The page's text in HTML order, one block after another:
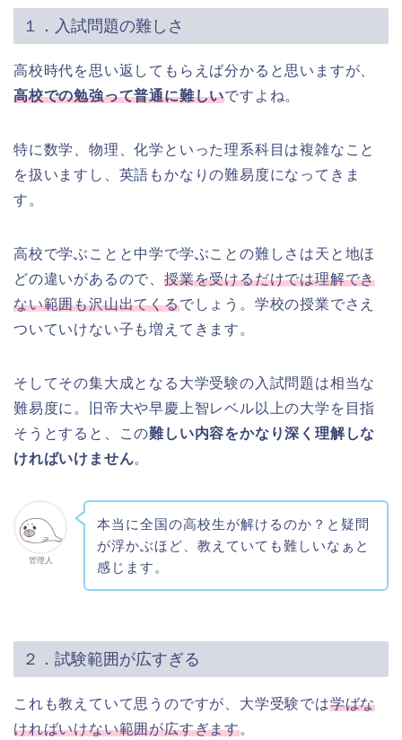
１．入試問題の難しさ
高校時代を思い返してもらえば分かると思いますが、
高校での勉強って普通に難しいですよね。
特に数学、物理、化学といった理系科目は複雑なこと
を扱いますし、英語もかなりの難易度になってきま
す。
高校で学ぶことと中学で学ぶことの難しさは天と地ほ
どの違いがあるので、 授業を受けるだけでは理解でき
ない範囲も沢山出てくるでしょう。学校の授業でさえ
ついていけない子も増えてきます。
そしてその集大成となる大学受験の入試問題は相当な
難易度に。旧帝大や早慶上智レベル以上の大学を目指
そうとすると、この難しい内容をかなり深く理解しな
ければいけません。
管理人
本当に全国の高校生が解けるのか？と疑問
が浮かぶほど、教えていても難しいなぁと
感じます。
２．試験範囲が広すぎる
これも教えていて思うのですが、大学受験では学ばな
ければいけない範囲が広すぎます。